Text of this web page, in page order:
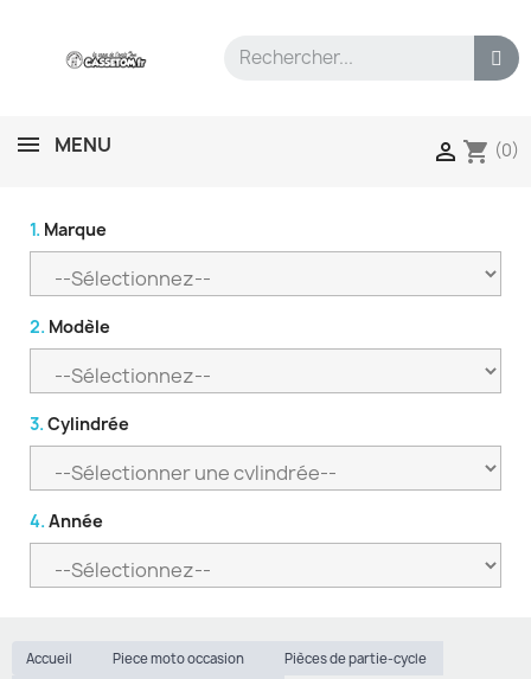
MENU  shopping_cart (0)
1. Marque
2. Modèle
3. Cylindrée
4. Année
Accueil Piece moto occasion
Pièces de partie-cycle